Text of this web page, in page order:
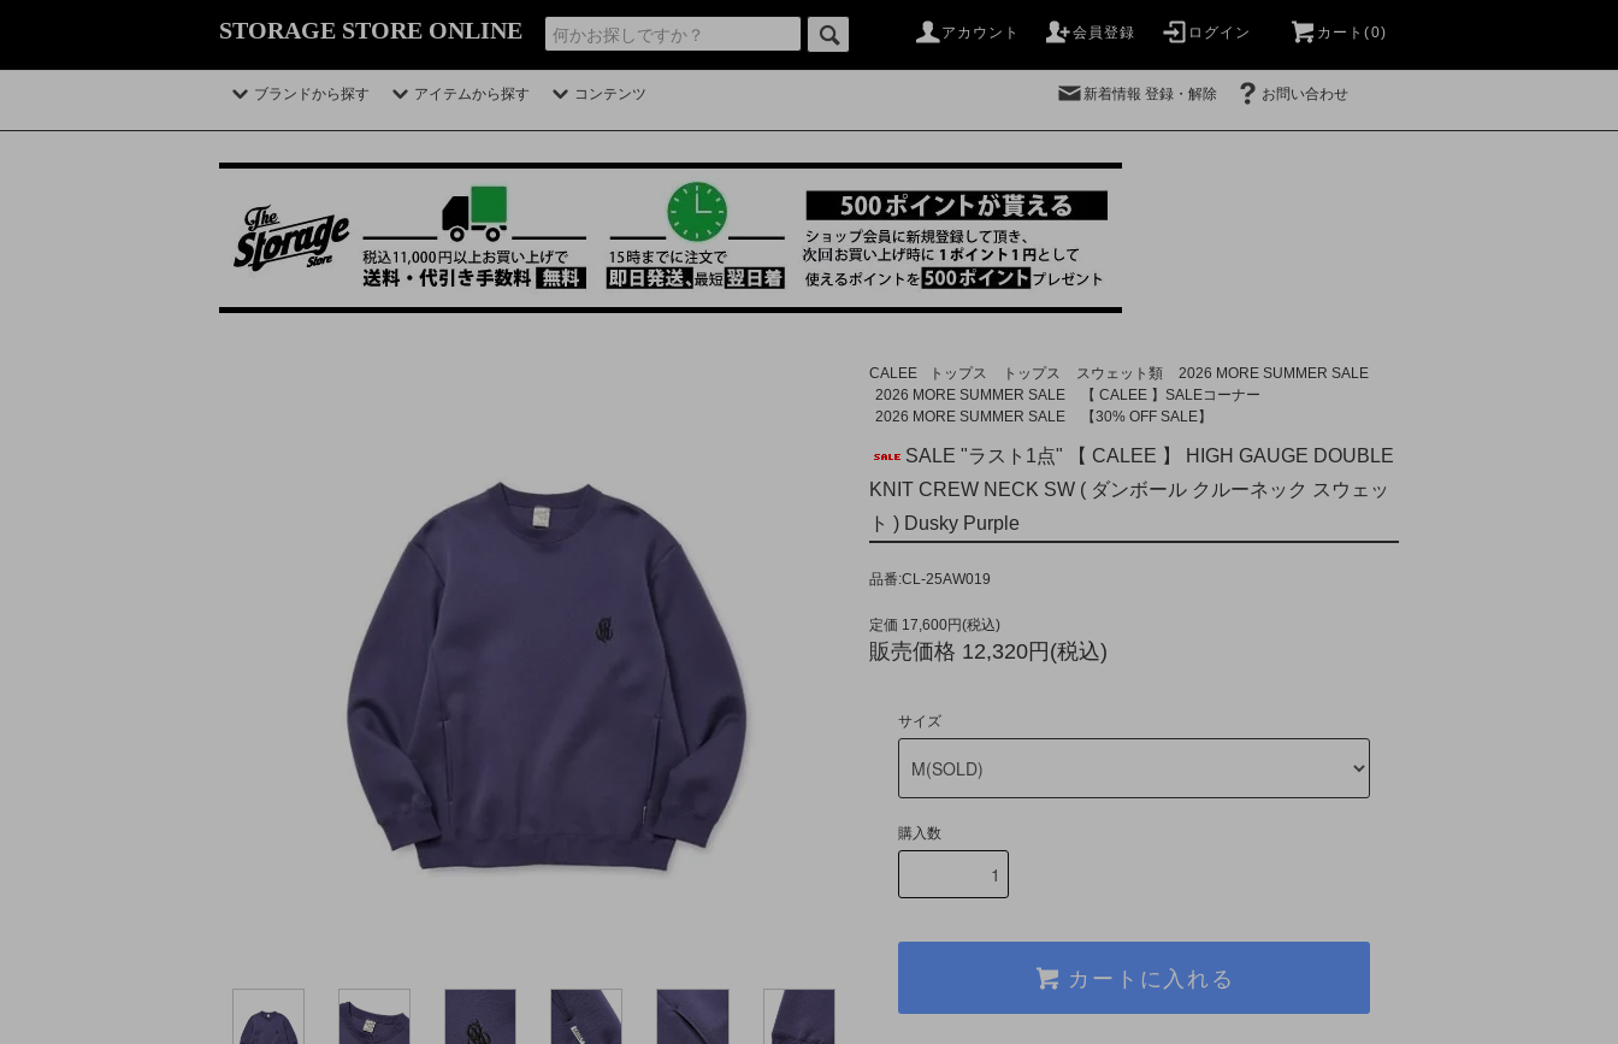
STORAGE STORE ONLINE アカウント 会員登録 ログイン カート(0)
ブランドから探す アイテムから探す コンテンツ 新着情報 登録・解除 お問い合わせ
CALEE トップス トップス スウェット類
2026 MORE SUMMER SALE
2026 MORE SUMMER SALE
【 CALEE 】SALEコーナー
2026 MORE SUMMER SALE
【30% OFF SALE】
SALE "ラスト1点" 【 CALEE 】 HIGH GAUGE DOUBLE
KNIT CREW NECK SW ( ダンボール クルーネック スウェッ
ト ) Dusky Purple
品番:CL-25AW019
定価 17,600円(税込)
販売価格 12,320円(税込)
サイズ
購入数
カートに入れる